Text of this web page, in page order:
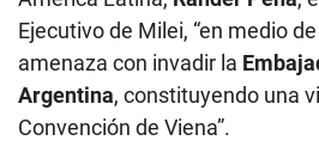
Ejecutivo de Milei, “en medio
amenaza con invadir la
Argentina, constituyendo una
Convención de Viena”.